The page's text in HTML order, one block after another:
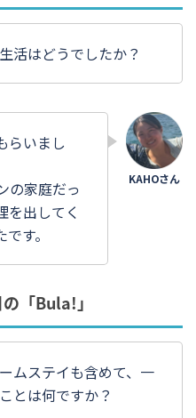
活はどうでしたか？
らいまし
の家庭だっ
を出してく
す。
「Bula!」
ムステイも含めて、一
とは何ですか？